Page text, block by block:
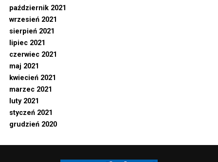
październik 2021
wrzesień 2021
sierpień 2021
lipiec 2021
czerwiec 2021
maj 2021
kwiecień 2021
marzec 2021
luty 2021
styczeń 2021
grudzień 2020